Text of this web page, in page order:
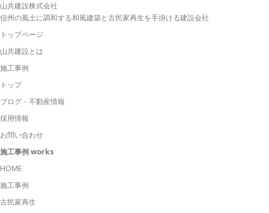
山共建設株式会社
信州の風土に調和する和風建築と古民家再生を手掛ける建設会社
トップページ
山共建設とは
施工事例
トップ
ブログ ・不動産情報
採用情報
お問い合わせ
施工事例works
HOME
施工事例
古民家再生